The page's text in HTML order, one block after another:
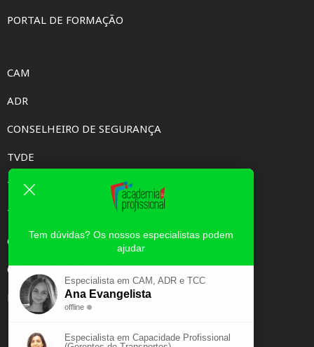
PORTAL DE FORMAÇÃO
CAM
ADR
CONSELHEIRO DE SEGURANÇA
TVDE
TAXI
TCC
CAPACIDADE PROFISSIONAL
CURSOS E-LEARNING
EXAME PSICOTÉCNICO
Tem dúvidas? Os nossos especialistas podem
ajudar
Especialista em CAM, ADR e TCC
Ana Evangelista
offline
Especialista em Capacidade Profissional